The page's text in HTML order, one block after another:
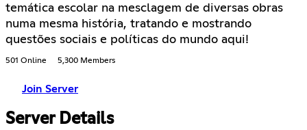
temática escolar na mesclagem de diversas obras
numa mesma história, tratando e mostrando
questões sociais e políticas do mundo aqui!
501 Online 5,300 Members
Join Server
Server Details